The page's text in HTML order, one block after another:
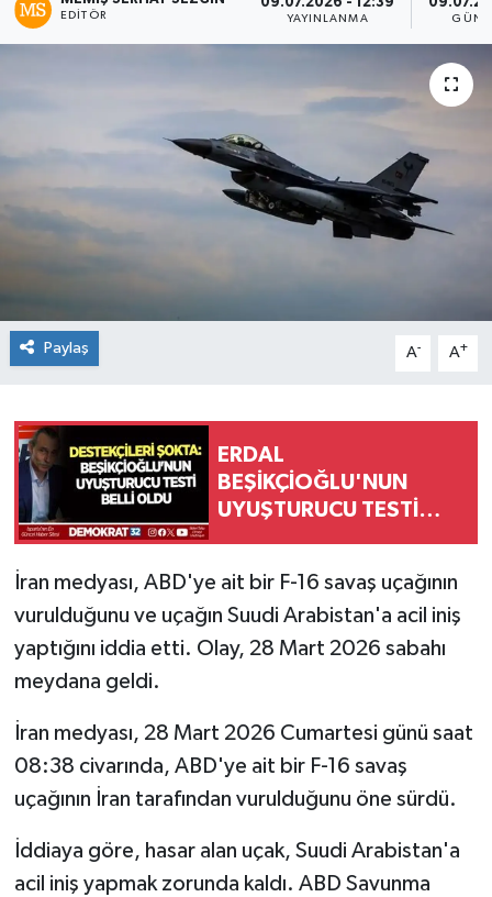
EDITÖR YAYINLANMA
Paylaş A- A+
ERDAL
BEŞİKÇİOĞLU'NUN
UYUŞTURUCU TESTİ
İran medyası, ABD'ye ait bir F-16 savaş uçağının
vurulduğunu ve uçağın Suudi Arabistan'a acil iniş
yaptığını iddia etti. Olay, 28 Mart 2026 sabahı
meydana geldi.
İran medyası, 28 Mart 2026 Cumartesi günü saat
08:38 civarında, ABD'ye ait bir F-16 savaş
uçağının İran tarafından vurulduğunu öne sürdü.
İddiaya göre, hasar alan uçak, Suudi Arabistan'a
acil iniş yapmak zorunda kaldı. ABD Savunma
Son Dakika Haberleri